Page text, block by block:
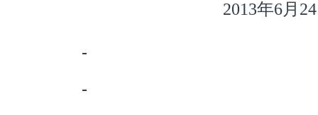
2013年6月24